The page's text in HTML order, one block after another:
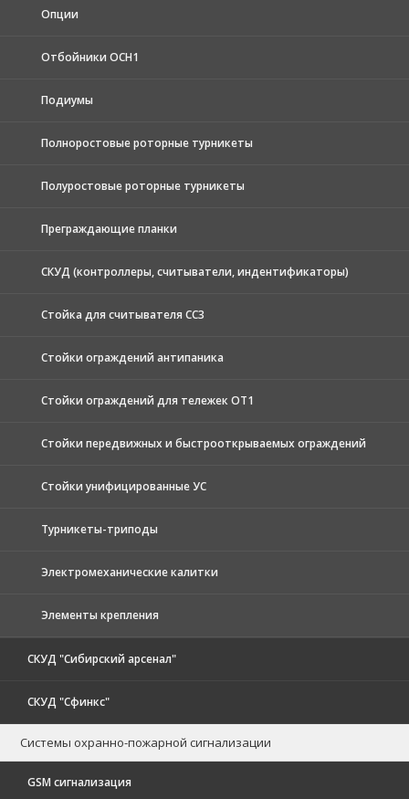
Опции
Отбойники ОСН1
Подиумы
Полноростовые роторные турникеты
Полуростовые роторные турникеты
Преграждающие планки
СКУД (контроллеры, считыватели, индентификаторы)
Стойка для считывателя СС3
Стойки ограждений антипаника
Стойки ограждений для тележек ОТ1
Стойки передвижных и быстрооткрываемых ограждений
Стойки унифицированные УС
Турникеты-триподы
Электромеханические калитки
Элементы крепления
СКУД "Сибирский арсенал"
СКУД "Сфинкс"
Системы охранно-пожарной сигнализации
GSM сигнализация